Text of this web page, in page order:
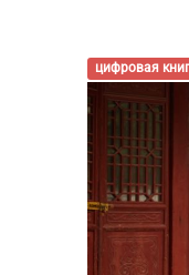
цифровая